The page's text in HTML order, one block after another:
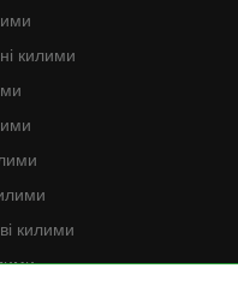
килими
килими